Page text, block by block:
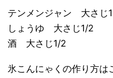
テンメンジャン 大さじ1
しょうゆ 大さじ1/2
酒 大さじ1/2
氷こんにゃくの作り方は